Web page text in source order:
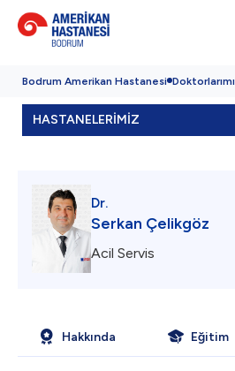
Bodrum Amerikan Hastanesi
HASTANELERİMİZ
Dr.
Serkan Çelikgöz
Acil Servis
Hakkında Eğitim